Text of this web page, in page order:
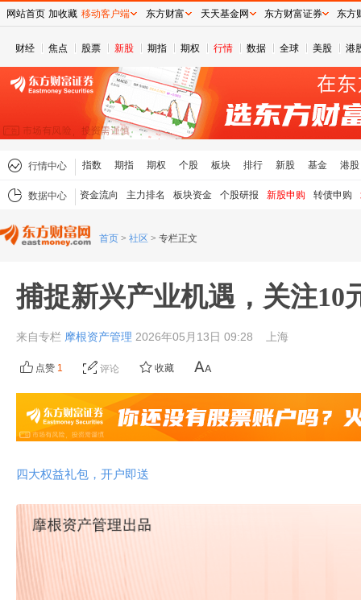
财经 焦点 股票 新股 期指 期权 行情 数据 全球 美股 港
行情中心 指数 期指 期权 个股 板块 排行 新股 基金 港股
数据中心 资金流向 主力排名 板块资金 个股研报 新股申购 转债申购
首页 > 社区 > 专栏正文
捕捉新兴产业机遇，关注10
来自专栏 摩根资产管理 2026年05月13日 09:28 上海
点赞 1 评论 收藏
四大权益礼包，开户即送
网站首页 加收藏 移动客户端 东方财富 天天基金网 东方财富证券 东方